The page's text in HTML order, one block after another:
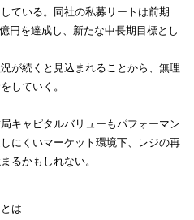
ている。同社の私募リートは前期
円を達成し、新たな中長期目標とし
が続くと見込まれることから、無理
していく。
キャピタルバリューもパフォーマン
にくいマーケット環境下、レジの再
るかもしれない。
は